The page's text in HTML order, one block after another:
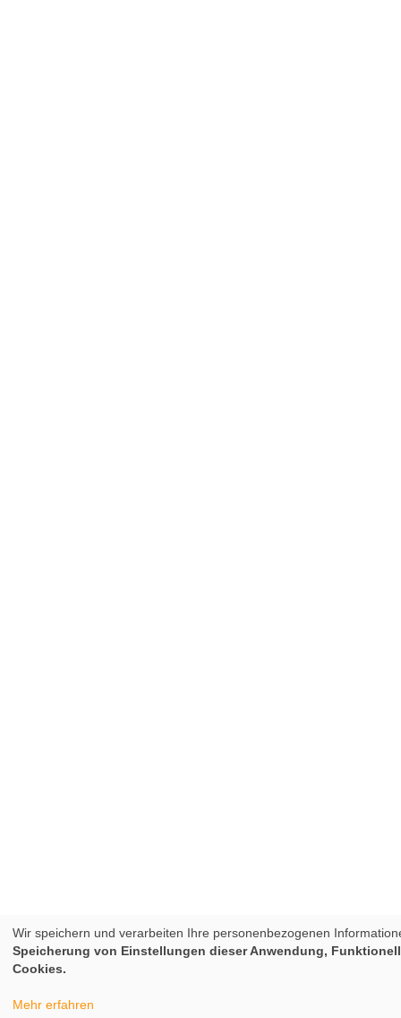
Wir speichern und verarbeiten Ihre personenbezogenen
Speicherung von Einstellungen dieser Anwendung,
Cookies.
Mehr erfahren